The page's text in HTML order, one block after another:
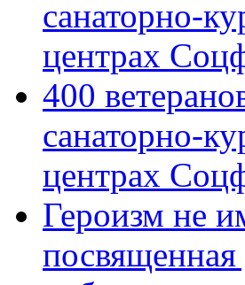
санаторно-
центрах
400
санаторно-
центрах
Героизм не